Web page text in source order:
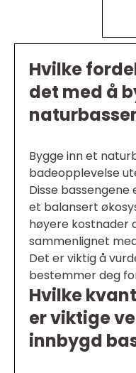
Hvilke
det med å
Bygge inn et
badeopplevelse
Disse
et balansert
høyere kostnader
sammenlignet
Det er viktig å
bestemmer deg
Hvilke
er viktige
innbygd